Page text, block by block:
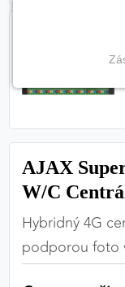
AJAX
W/C
Hybridný 4G
podporou foto
(vždy
Tieto cookies
zabezpečiť